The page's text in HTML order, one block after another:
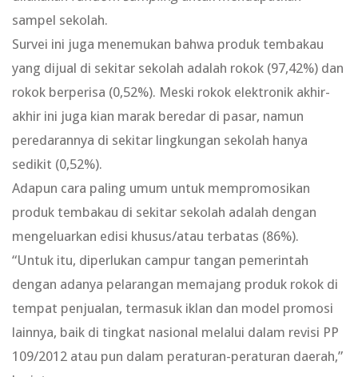
sampel sekolah.
Survei ini juga menemukan bahwa produk tembakau
yang dijual di sekitar sekolah adalah rokok (97,42%) dan
rokok berperisa (0,52%). Meski rokok elektronik akhir-
akhir ini juga kian marak beredar di pasar, namun
peredarannya di sekitar lingkungan sekolah hanya
sedikit (0,52%).
Adapun cara paling umum untuk mempromosikan
produk tembakau di sekitar sekolah adalah dengan
mengeluarkan edisi khusus/atau terbatas (86%).
“Untuk itu, diperlukan campur tangan pemerintah
dengan adanya pelarangan memajang produk rokok di
tempat penjualan, termasuk iklan dan model promosi
lainnya, baik di tingkat nasional melalui dalam revisi PP
109/2012 atau pun dalam peraturan-peraturan daerah,”